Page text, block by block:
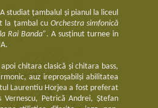
studiat ţambalul şi pianul la liceul
la ţambal cu Orchestra simfonică
Rai Banda”. A susținut turnee in
chitara clasică şi chitara bass,
auz ireproşabilşi abilitatea
Laurentiu Horjea a fost preferat
Petrică Andrei, Ştefan